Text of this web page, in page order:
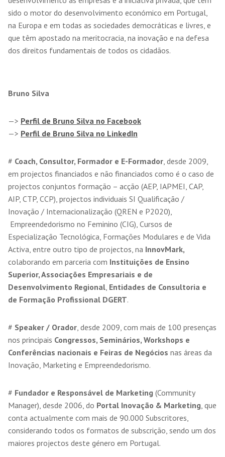
sido o motor do desenvolvimento económico em Portugal,
na Europa e em todas as sociedades democráticas e livres, e
que têm apostado na meritocracia, na inovação e na defesa
dos direitos fundamentais de todos os cidadãos.
Bruno Silva
—> Perfil de Bruno Silva no Facebook
—> Perfil de Bruno Silva no LinkedIn
# Coach, Consultor, Formador e E-Formador, desde 2009,
em projectos financiados e não financiados como é o caso de
projectos conjuntos formação – acção (AEP, IAPMEI, CAP,
AIP, CTP, CCP), projectos individuais SI Qualificação /
Inovação / Internacionalização (QREN e P2020),
Empreendedorismo no Feminino (CIG), Cursos de
Especialização Tecnológica, Formações Modulares e de Vida
Activa, entre outro tipo de projectos, na InnovMark,
colaborando em parceria com Instituições de Ensino
Superior, Associações Empresariais e de
Desenvolvimento Regional, Entidades de Consultoria e
de Formação Profissional DGERT.
# Speaker / Orador, desde 2009, com mais de 100 presenças
nos principais Congressos, Seminários, Workshops e
Conferências nacionais e Feiras de Negócios nas áreas da
Inovação, Marketing e Empreendedorismo.
# Fundador e Responsável de Marketing (Community
Manager), desde 2006, do Portal Inovação & Marketing, que
conta actualmente com mais de 90.000 Subscritores,
considerando todos os formatos de subscrição, sendo um dos
maiores projectos deste género em Portugal.